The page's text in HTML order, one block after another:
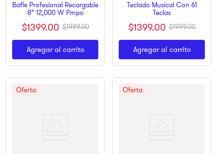
Bafle Profesional Recargable
8” 12,000 W Pmpo
$1399.00 $1999.00
Agregar al carrito
Teclado Musical Con 61
Teclas
$1399.00 $1999.00
Agregar al carrito